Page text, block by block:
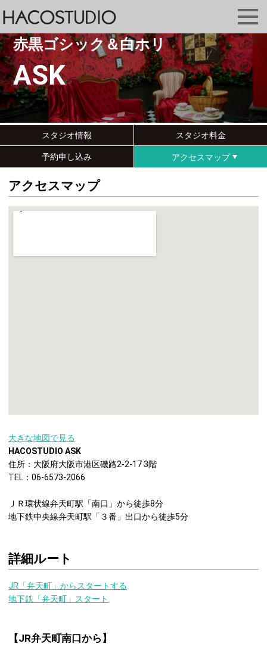
赤黒ゴシック＆白ホリ
ASK
スタジオ情報 スタジオ料金
予約申し込み アクセスマップ
アクセスマップ
大きな地図で見る
HACOSTUDIO ASK
住所：大阪府大阪市港区磯路2-2-17 3階
TEL：06-6573-2066
ＪＲ環状線弁天町駅「南口」から徒歩8分
地下鉄中央線弁天町駅「３番」出口から徒歩5分
詳細ルート
JR「弁天町」からスタートする
地下鉄「弁天町」スタート
【JR弁天町南口から】